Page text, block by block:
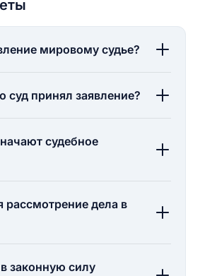
мировому судье?
суд принял заявление?
судебное
рассмотрение дела в
законную силу